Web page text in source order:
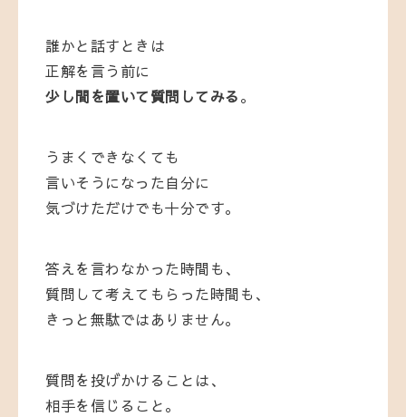
誰かと話すときは
正解を言う前に
少し間を置いて質問してみる。
うまくできなくても
言いそうになった自分に
気づけただけでも十分です。
答えを言わなかった時間も、
質問して考えてもらった時間も、
きっと無駄ではありません。
質問を投げかけることは、
相手を信じること。